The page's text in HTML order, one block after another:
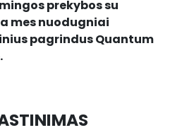
prekybos su
mes nuodugniai
pagrindus Quantum